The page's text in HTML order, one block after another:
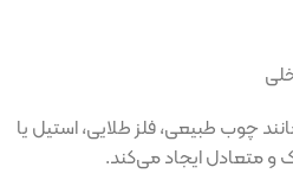
چوب طبیعی، فلز طلایی، استیل یا
و متعادل ایجاد می‌کند.